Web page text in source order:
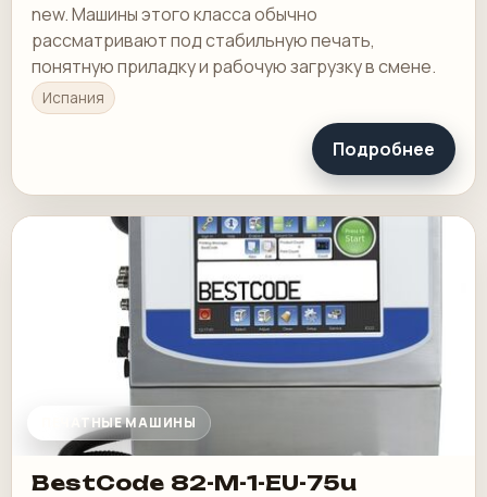
new. Машины этого класса обычно
рассматривают под стабильную печать,
понятную приладку и рабочую загрузку в смене.
Испания
Подробнее
ПЕЧАТНЫЕ МАШИНЫ
BestCode 82-M-1-EU-75u